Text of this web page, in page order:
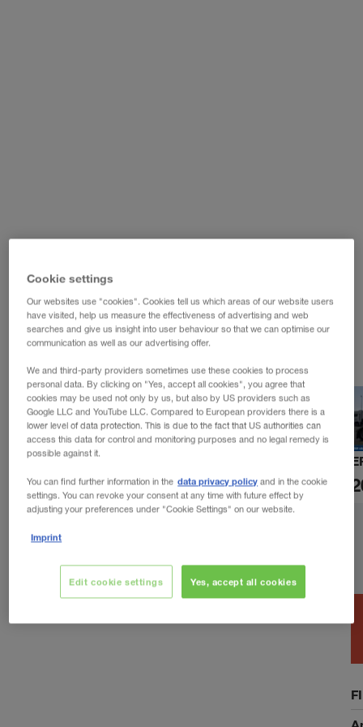
Cookie settings
Our websites use "cookies". Cookies tell us which areas of our website users
have visited, help us measure the effectiveness of advertising and web
searches and give us insight into user behaviour so that we can optimise our
communication as well as our advertising offer.
We and third-party providers sometimes use these cookies to process
personal data. By clicking on "Yes, accept all cookies", you agree that
cookies may be used not only by us, but also by US providers such as
Google LLC and YouTube LLC. Compared to European providers there is a
lower level of data protection. This is due to the fact that US authorities can
access this data for control and monitoring purposes and no legal remedy is
possible against it.
You can find further information in the data privacy policy and in the cookie
settings. You can revoke your consent at any time with future effect by
adjusting your preferences under "Cookie Settings" on our website.
Imprint
Yes, accept all cookies
Edit cookie settings